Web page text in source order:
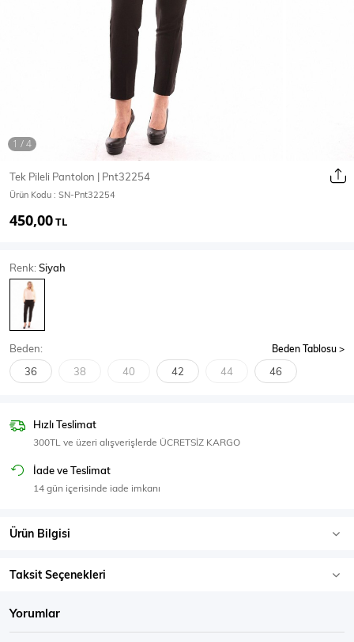
Mont & Kaban
T-Shirt
Body
SPOR GİYİM
Eşofman Üstü
Tek Pileli Pantolon | Pnt32254
Ürün Kodu : SN-Pnt32254
450,00TL
Renk:Siyah
Beden: Beden Tablosu
36 38 40 42 44 46
Hızlı Teslimat
300TL ve üzeri alışverişlerde ÜCRETSİZ KARGO
İade ve Teslimat
14 gün içerisinde iade imkanı
Ürün Bilgisi
Taksit Seçenekleri
Yorumlar